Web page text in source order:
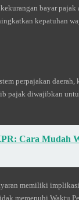
bayar pajak
kepatuhan
perpajakan
pajak diwajibkan
Cara Mudah
memiliki
memenuhi Waktu